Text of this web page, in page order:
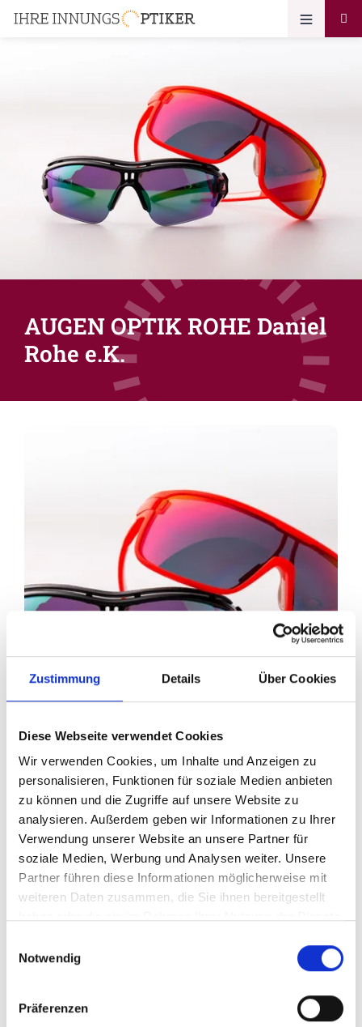
Zustimmung Details Über Cookies
Diese Webseite verwendet Cookies
Wir verwenden Cookies, um Inhalte und Anzeigen zu
personalisieren, Funktionen für soziale Medien anbieten
zu können und die Zugriffe auf unsere Website zu
analysieren. Außerdem geben wir Informationen zu Ihrer
Verwendung unserer Website an unsere Partner für
soziale Medien, Werbung und Analysen weiter. Unsere
Partner führen diese Informationen möglicherweise mit
weiteren Daten zusammen, die Sie ihnen bereitgestellt
Notwendig
Präferenzen
AUGEN OPTIK ROHE Daniel
Rohe e.K.
Ihr Partner für optimales
Sehen in Osnabrück
Als erster Ansprechpartner für das gute Sehen sind wir
als Augenoptiker in Osnabrück mehr als „nur“
diejenigen, die sich um die jeweilige optisch,
anatomisch und ästhetisch perfekt auf Ihre
individuellen Wünsche und Bedürfnisse angepasste
unsere Kunden zu deren Abklärung an den Augenarzt
verweisen.
Wir verschaffen Ihnen meist ohne lange Wartezeiten
eine optimale Sicht, wir messen Ihre Sehstärke und